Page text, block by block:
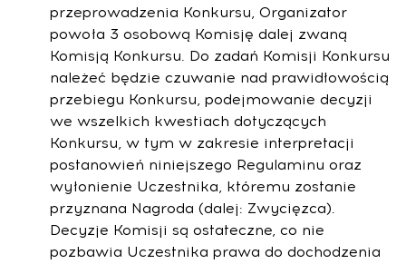
przeprowadzenia Konkursu, Organizator
powoła 3 osobową Komisję dalej zwaną
Komisją Konkursu. Do zadań Komisji Konkursu
należeć będzie czuwanie nad prawidłowością
przebiegu Konkursu, podejmowanie decyzji
we wszelkich kwestiach dotyczących
Konkursu, w tym w zakresie interpretacji
postanowień niniejszego Regulaminu oraz
wyłonienie Uczestnika, któremu zostanie
przyznana Nagroda (dalej: Zwycięzca).
Decyzje Komisji są ostateczne, co nie
pozbawia Uczestnika prawa do dochodzenia